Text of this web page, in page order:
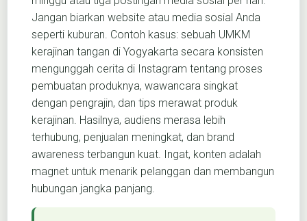
Jangan biarkan website atau media sosial Anda
seperti kuburan. Contoh kasus: sebuah UMKM
kerajinan tangan di Yogyakarta secara konsisten
mengunggah cerita di Instagram tentang proses
pembuatan produknya, wawancara singkat
dengan pengrajin, dan tips merawat produk
kerajinan. Hasilnya, audiens merasa lebih
terhubung, penjualan meningkat, dan brand
awareness terbangun kuat. Ingat, konten adalah
magnet untuk menarik pelanggan dan membangun
hubungan jangka panjang.